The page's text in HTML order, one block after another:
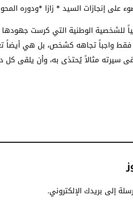
على إنجازات السيد * زازا *ودوره
للشخصية الوطنية التي كرست
واجباً تجاهه كشخص، بل هي أيضاً
سيرته مثالاً يُحتذى به، وأن يلقى كل
إلى بريدك الإلكتروني.